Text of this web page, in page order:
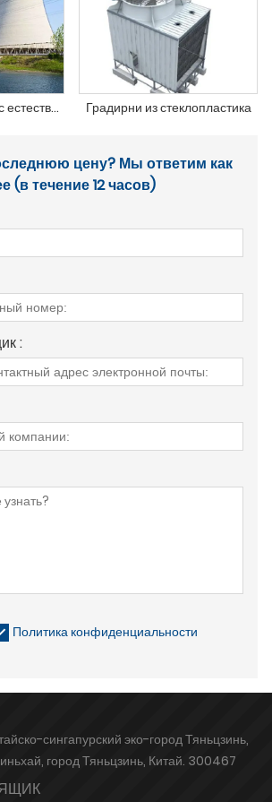
Системы градирен с естественной тягой Градирни из стеклопластика
цену? Мы ответим как
(в течение 12 часов)
:
Политика конфиденциальности
сингапурский эко-город Тяньцзинь,
город Тяньцзинь, Китай. 300467